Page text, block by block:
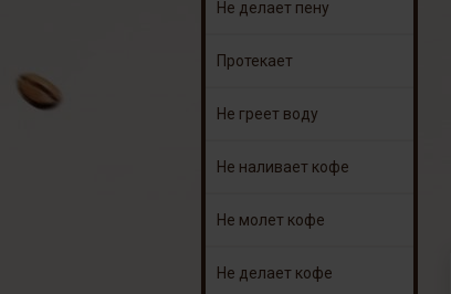
Не делает пену
Протекает
Не греет воду
Не наливает кофе
Не молет кофе
Не делает кофе